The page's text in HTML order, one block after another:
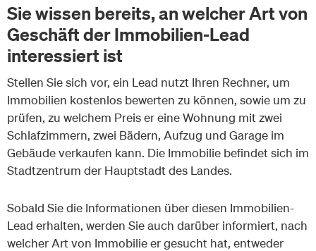
Sie wissen bereits, an welcher Art von
Geschäft der Immobilien-Lead
interessiert ist
Stellen Sie sich vor, ein Lead nutzt Ihren Rechner, um
Immobilien kostenlos bewerten zu können, sowie um zu
prüfen, zu welchem Preis er eine Wohnung mit zwei
Schlafzimmern, zwei Bädern, Aufzug und Garage im
Gebäude verkaufen kann. Die Immobilie befindet sich im
Stadtzentrum der Hauptstadt des Landes.
Sobald Sie die Informationen über diesen Immobilien-
Lead erhalten, werden Sie auch darüber informiert, nach
welcher Art von Immobilie er gesucht hat, entweder